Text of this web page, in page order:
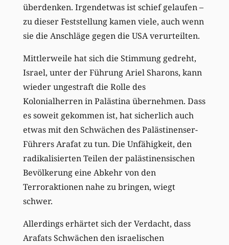
überdenken. Irgendetwas ist schief gelaufen –
zu dieser Feststellung kamen viele, auch wenn
sie die Anschläge gegen die USA verurteilten.
Mittlerweile hat sich die Stimmung gedreht,
Israel, unter der Führung Ariel Sharons, kann
wieder ungestraft die Rolle des
Kolonialherren in Palästina übernehmen. Dass
es soweit gekommen ist, hat sicherlich auch
etwas mit den Schwächen des Palästinenser-
Führers Arafat zu tun. Die Unfähigkeit, den
radikalisierten Teilen der palästinensischen
Bevölkerung eine Abkehr von den
Terroraktionen nahe zu bringen, wiegt
schwer.
Allerdings erhärtet sich der Verdacht, dass
Arafats Schwächen den israelischen